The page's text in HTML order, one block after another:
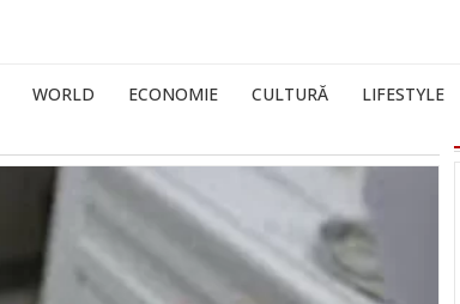
WORLD ECONOMIE CULTURĂ LIFESTYLE